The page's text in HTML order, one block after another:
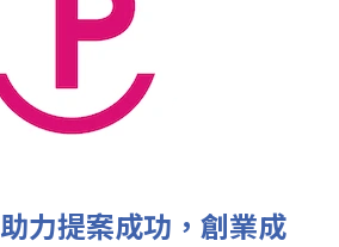
助力提案成功，創業成